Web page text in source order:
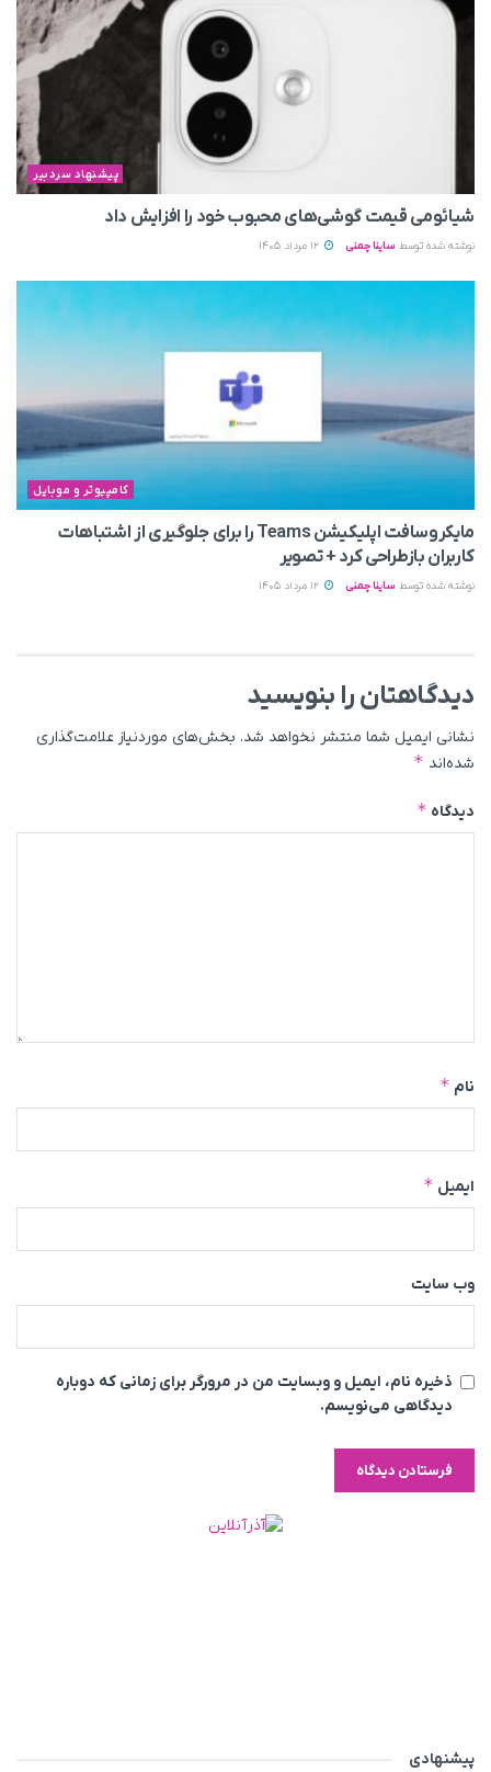
پیشنهاد سردبیر
شیائومی قیمت گوشی‌های محبوب خود را افزایش داد
نوشته شده توسط ساینا چمنی
کامپیوتر و موبایل
مایکروسافت اپلیکیشن Teams را برای جلوگیری از اشتباهات
کاربران بازطراحی کرد + تصویر
نوشته شده توسط ساینا چمنی
دیدگاهتان را بنویسید
نشانی ایمیل شما منتشر نخواهد شد. بخش‌های موردنیاز علامت‌گذاری
شده‌اند *
دیدگاه *
نام *
ایمیل *
وب‌ سایت
ذخیره نام، ایمیل و وبسایت من در مرورگر برای زمانی که دوباره
دیدگاهی می‌نویسم.
پیشنهادی